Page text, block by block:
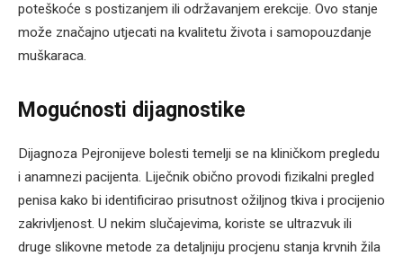
poteškoće s postizanjem ili održavanjem erekcije. Ovo stanje
može značajno utjecati na kvalitetu života i samopouzdanje
muškaraca.
Mogućnosti dijagnostike
Dijagnoza Pejronijeve bolesti temelji se na kliničkom pregledu
i anamnezi pacijenta. Liječnik obično provodi fizikalni pregled
penisa kako bi identificirao prisutnost ožiljnog tkiva i procijenio
zakrivljenost. U nekim slučajevima, koriste se ultrazvuk ili
druge slikovne metode za detaljniju procjenu stanja krvnih žila